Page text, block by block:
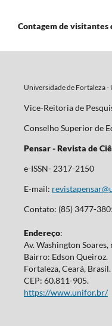
Contagem de visitantes
Universidade de Fortaleza
Vice-Reitoria de
Conselho Superior de
Pensar - Revista de
e-ISSN- 2317-2150
E-mail:
Contato: (85) 3477-
Endereço:
Av. Washington Soares,
Bairro: Edson Queiroz.
Fortaleza, Ceará, Brasil.
CEP: 60.811-905.
https://www.unifor.br/